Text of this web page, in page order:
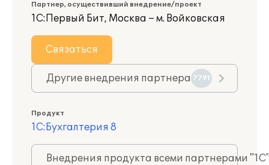
Партнер, осуществивший внедрение/проект
1С:Первый Бит, Москва – м. Войковская
Связаться
Другие внедрения партнера 7791
Продукт
1С:Бухгалтерия 8
Внедрения продукта всеми партнерами